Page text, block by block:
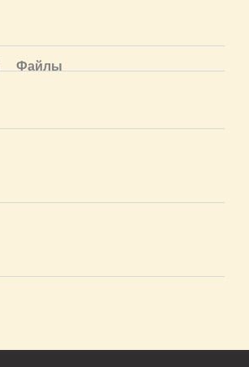
Файлы